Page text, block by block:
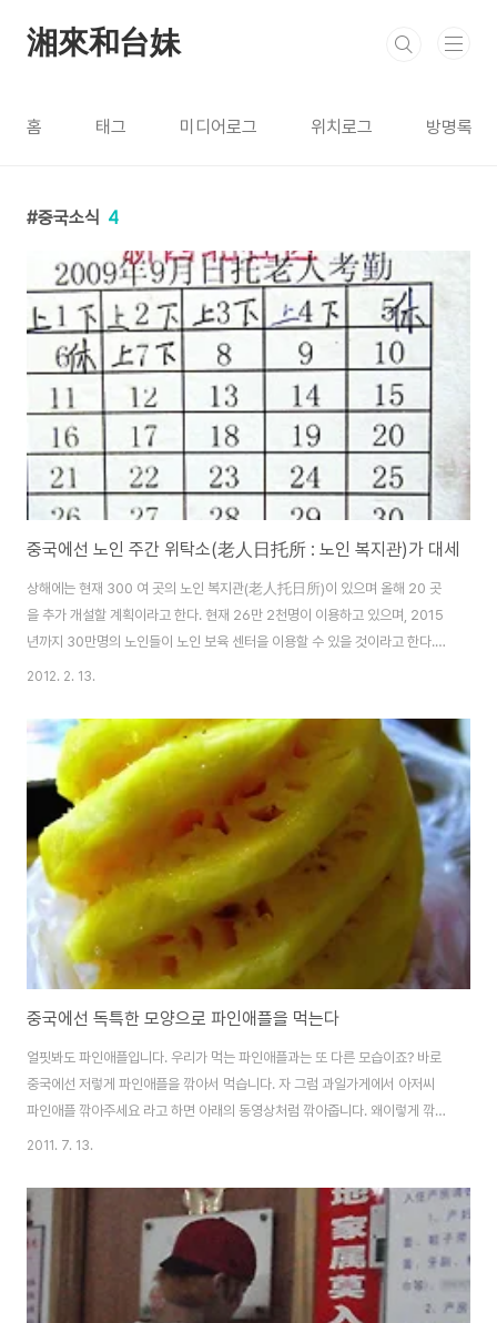
湘來和台妹
홈 태그 미디어로그 위치로그 방명록
중국소식 4
중국에선 노인 주간 위탁소(老人日托所 : 노인 복지관)가 대세
상해에는 현재 300 여 곳의 노인 복지관(老人托日所)이 있으며 올해 20 곳
을 추가 개설할 계획이라고 한다. 현재 26만 2천명이 이용하고 있으며, 2015
년까지 30만명의 노인들이 노인 보육 센터을 이용할 수 있을 것이라고 한다.
老人日托所(lǎorén rìtuōsuǒ)는 글자 그대로 번역하면 노인 주간 위탁소라
2006년 서안에서 처음 생겼으며 현재 전국 곳곳에 노인 복지관이 생기고 있
다. 노인 복지관은 점심, 저녁 식사를 제공하며, 바둑, 노래부르기, 체조하기 등
오락 활동을 즐길 수 있으며, 심리적 정신적 위안을 얻을 수 있다. 낮 시간대에
머무를 수 있으며 낮잠 시간이나 피곤할 때는 휴식실에서 쉴 수도 있다. 그리고
2012. 2. 13.
중국에선 독특한 모양으로 파인애플을 먹는다
얼핏봐도 파인애플입니다. 우리가 먹는 파인애플과는 또 다른 모습이죠? 바로
중국에선 저렇게 파인애플을 깎아서 먹습니다. 자 그럼 과일가게에서 아저씨
파인애플 깎아주세요 라고 하면 아래의 동영상처럼 깎아줍니다. 왜이렇게 깎으
시나요 했더니 돌기된 부분만 제거하고 더 많은 양을 먹을 수 있기 위해서라고
힘들게 깎아서 판매하고 있습니다. 마침 사먹은 파인애플 당도도 높고 굿~!!
2011. 7. 13.